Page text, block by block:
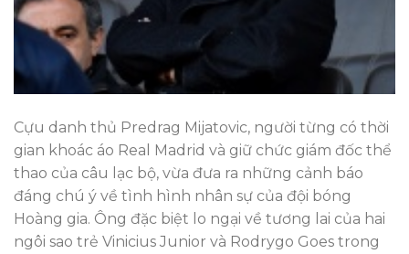
Cựu danh thủ Predrag Mijatovic, người từng có thời
gian khoác áo Real Madrid và giữ chức giám đốc thể
thao của câu lạc bộ, vừa đưa ra những cảnh báo
đáng chú ý về tình hình nhân sự của đội bóng
Hoàng gia. Ông đặc biệt lo ngại về tương lai của hai
ngôi sao trẻ Vinicius Junior và Rodrygo Goes trong